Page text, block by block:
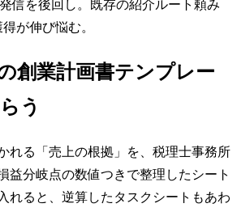
信を後回し。既存の紹介ルート頼み
が伸び悩む。
創業計画書テンプレー
う
れる「売上の根拠」を、税理士事務所
益分岐点の数値つきで整理したシート
れると、逆算したタスクシートもあわ